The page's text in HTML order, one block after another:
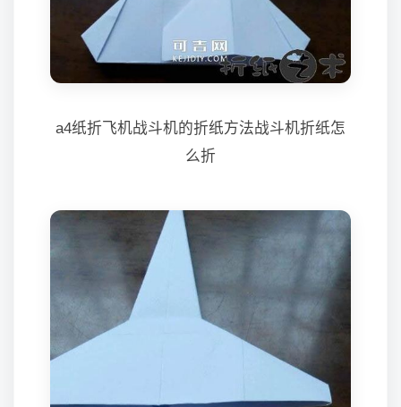
a4纸折飞机战斗机的折纸方法战斗机折纸怎
么折